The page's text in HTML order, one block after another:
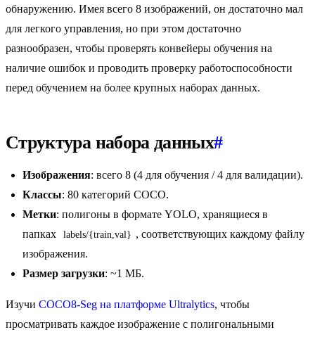
обнаружению. Имея всего 8 изображений, он достаточно мал
для легкого управления, но при этом достаточно
разнообразен, чтобы проверять конвейеры обучения на
наличие ошибок и проводить проверку работоспособности
перед обучением на более крупных наборах данных.
Структура набора данных#
Изображения: всего 8 (4 для обучения / 4 для валидации).
Классы: 80 категорий COCO.
Метки: полигоны в формате YOLO, хранящиеся в
папках
labels/{train,val} , соответствующих каждому файлу
изображения.
Размер загрузки: ~1 МБ.
Изучи COCO8-Seg на платформе Ultralytics, чтобы
просматривать каждое изображение с полигональными